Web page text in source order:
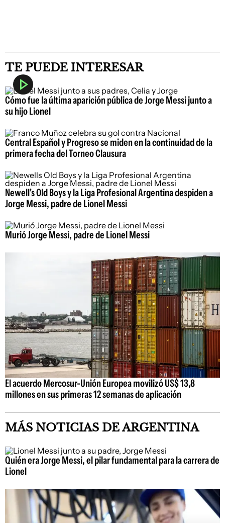
TE PUEDE INTERESAR
Cómo fue la última aparición pública de Jorge Messi junto a
su hijo Lionel
Central Español y Progreso se miden en la continuidad de la
primera fecha del Torneo Clausura
Newell's Old Boys y la Liga Profesional Argentina despiden a
Jorge Messi, padre de Lionel Messi
Murió Jorge Messi, padre de Lionel Messi
El acuerdo Mercosur-Unión Europea movilizó US$ 13,8
millones en sus primeras 12 semanas de aplicación
MÁS NOTICIAS DE ARGENTINA
Quién era Jorge Messi, el pilar fundamental para la carrera de
Lionel